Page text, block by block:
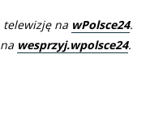
telewizję na wPolsce24.
wesprzyj.wpolsce24.